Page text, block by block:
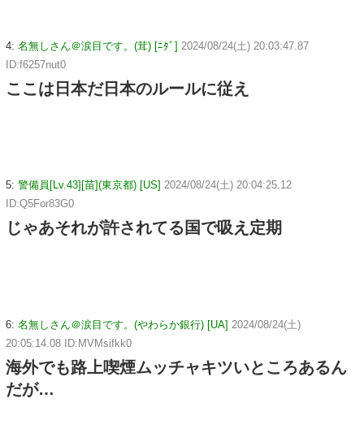
4: 名無しさん＠涙目です。(茸) [ﾆﾀﾞ] 2024/08/24(土) 20:03:47.87
ID:f6257nut0
ここは日本だ日本のルールに従え
5: 警備員[Lv.43][苗](東京都) [US] 2024/08/24(土) 20:04:25.12
ID:Q5For83G0
じゃあそれが許されてる国で吸え定期
6: 名無しさん＠涙目です。(やわらか銀行) [UA] 2024/08/24(土)
20:05:14.08 ID:MVMsifkk0
海外でも路上喫煙ムッチャキツいところあるん
だが…